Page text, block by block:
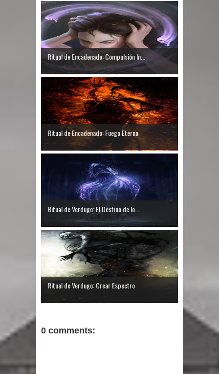
Ritual de Encadenado: Compulsión In...
Ritual de Encadenado: Fuego Eterno
Ritual de Verdugo: El Destino de lo...
Ritual de Verdugo: Crear Espectro
0 comments: